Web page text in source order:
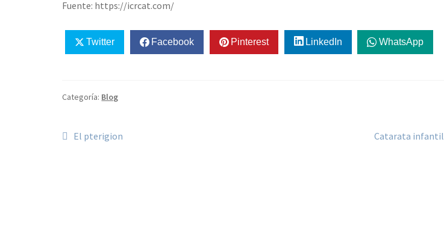
Fuente: https://icrcat.com/
Twitter Facebook Pinterest LinkedIn WhatsApp
Categoría: Blog
Navegación
Anterior:
El pterigion Siguiente:
Catarata infantil